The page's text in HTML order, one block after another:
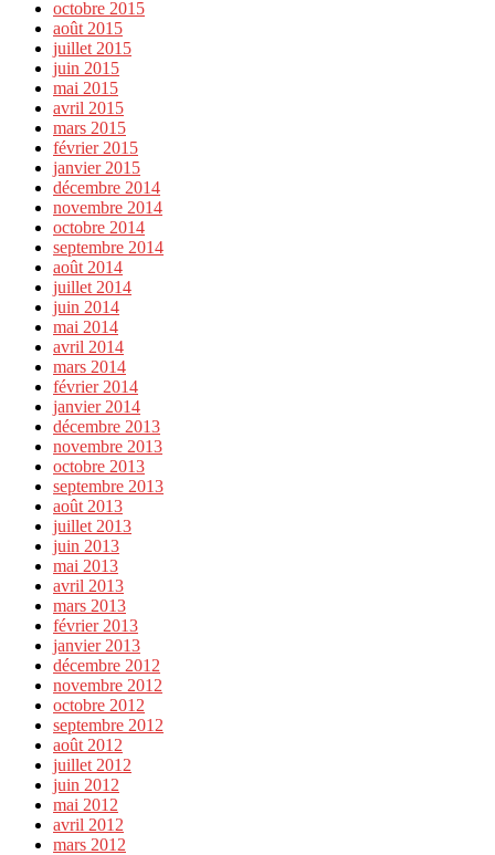
octobre 2015
août 2015
juillet 2015
juin 2015
mai 2015
avril 2015
mars 2015
février 2015
janvier 2015
décembre 2014
novembre 2014
octobre 2014
septembre 2014
août 2014
juillet 2014
juin 2014
mai 2014
avril 2014
mars 2014
février 2014
janvier 2014
décembre 2013
novembre 2013
octobre 2013
septembre 2013
août 2013
juillet 2013
juin 2013
mai 2013
avril 2013
mars 2013
février 2013
janvier 2013
décembre 2012
novembre 2012
octobre 2012
septembre 2012
août 2012
juillet 2012
juin 2012
mai 2012
avril 2012
mars 2012